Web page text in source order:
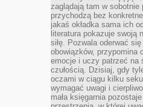
zaglądają tam w sobotnie
przychodzą bez
jakaś okładka sama ich
literatura pokazuje swoją
siłę. Pozwala oderwać
obowiązków, przypomina
emocje i uczy patrzeć na
czułością. Dzisiaj, gdy
oczami w ciągu kilku
wymagać uwagi i
mała księgarnia